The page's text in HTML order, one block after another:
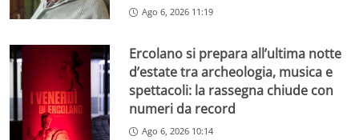
Ago 6, 2026 11:19
Ercolano si prepara all’ultima notte
d’estate tra archeologia, musica e
spettacoli: la rassegna chiude con
numeri da record
Ago 6, 2026 10:14